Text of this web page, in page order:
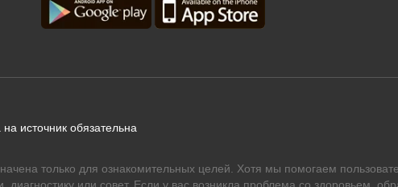
источник обязательна
только для ознакомительных целей. Хотя мы помогаем
или совет. Если у вас возникла проблема со здоровьем,